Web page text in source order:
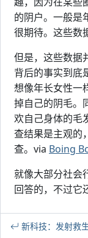
的阴户。一般是
很期待。这些数
但是，这些数据
背后的事实到底
想像年长女性
掉自己的阴毛。
欢自己身体的毛
查结果是主观的
查。via Boing
就像大部分社会
回答的，不过它
新科技：发射救